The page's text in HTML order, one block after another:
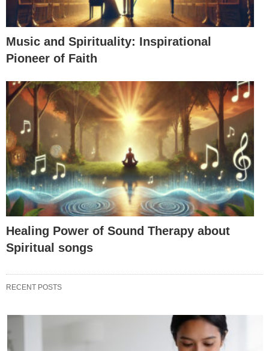
Music and Spirituality: Inspirational
Pioneer of Faith
Healing Power of Sound Therapy about
Spiritual songs
RECENT POSTS